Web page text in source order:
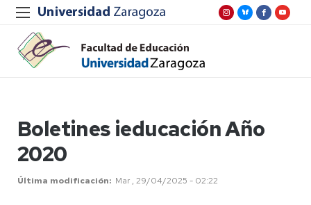
Boletines ieducación Año
2020
Última modificación Mar , 29/04/2025 - 02:22